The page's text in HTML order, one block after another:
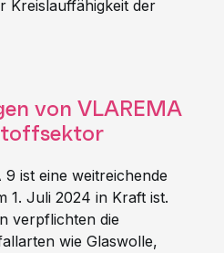
Kreislauffähigkeit der
von VLAREMA
9 ist eine weitreichende
1. Juli 2024 in Kraft ist.
verpflichten die
wie Glaswolle,